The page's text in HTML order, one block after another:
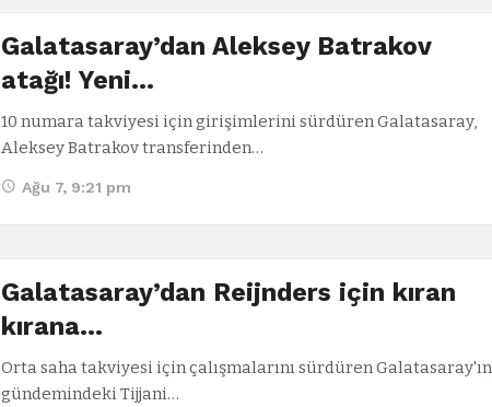
Galatasaray’dan Aleksey Batrakov
atağı! Yeni…
10 numara takviyesi için girişimlerini sürdüren Galatasaray,
Aleksey Batrakov transferinden…
Ağu 7, 9:21 pm
Galatasaray’dan Reijnders için kıran
kırana…
Orta saha takviyesi için çalışmalarını sürdüren Galatasaray'ın
gündemindeki Tijjani…